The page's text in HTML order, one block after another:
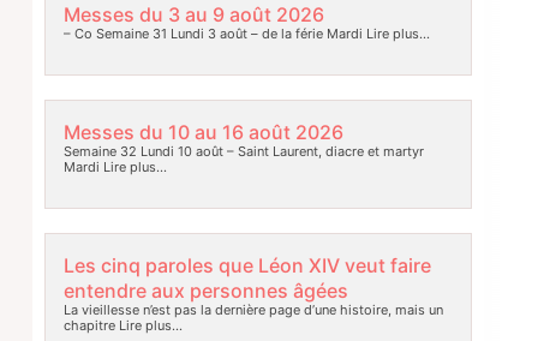
Messes du 3 au 9 août 2026
– Co Semaine 31 Lundi 3 août – de la férie Mardi Lire plus…
Messes du 10 au 16 août 2026
Semaine 32 Lundi 10 août – Saint Laurent, diacre et martyr
Mardi Lire plus…
Les cinq paroles que Léon XIV veut faire
entendre aux personnes âgées
La vieillesse n’est pas la dernière page d’une histoire, mais un
chapitreLire plus…